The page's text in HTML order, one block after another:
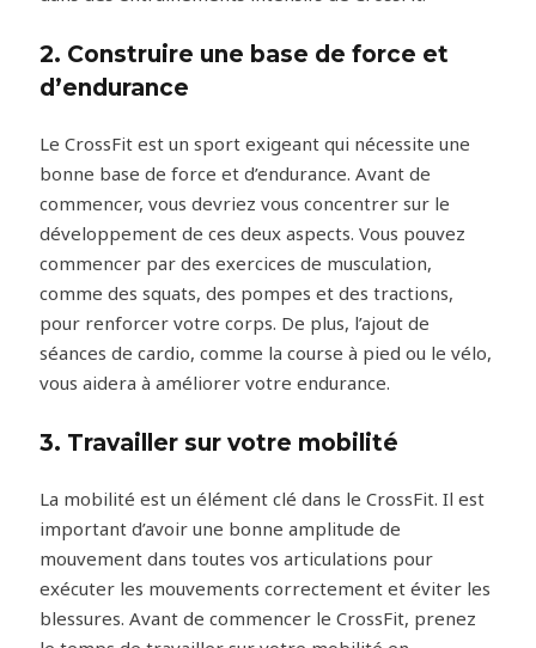
2. Construire une base de force et
d’endurance
Le CrossFit est un sport exigeant qui nécessite une
bonne base de force et d’endurance. Avant de
commencer, vous devriez vous concentrer sur le
développement de ces deux aspects. Vous pouvez
commencer par des exercices de musculation,
comme des squats, des pompes et des tractions,
pour renforcer votre corps. De plus, l’ajout de
séances de cardio, comme la course à pied ou le vélo,
vous aidera à améliorer votre endurance.
3. Travailler sur votre mobilité
La mobilité est un élément clé dans le CrossFit. Il est
important d’avoir une bonne amplitude de
mouvement dans toutes vos articulations pour
exécuter les mouvements correctement et éviter les
blessures. Avant de commencer le CrossFit, prenez